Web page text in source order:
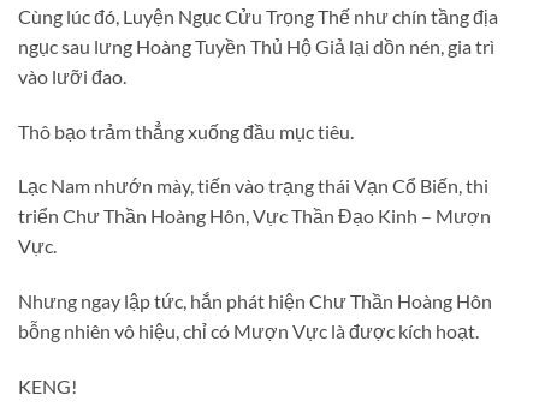
Cùng lúc đó, Luyện Ngục Cửu Trọng Thế như chín tầng địa
ngục sau lưng Hoàng Tuyền Thủ Hộ Giả lại dồn nén, gia trì
vào lưỡi đao.
Thô bạo trảm thẳng xuống đầu mục tiêu.
Lạc Nam nhướn mày, tiến vào trạng thái Vạn Cổ Biến, thi
triển Chư Thần Hoàng Hôn, Vực Thần Đạo Kinh – Mượn
Vực.
Nhưng ngay lập tức, hắn phát hiện Chư Thần Hoàng Hôn
bỗng nhiên vô hiệu, chỉ có Mượn Vực là được kích hoạt.
KENG!